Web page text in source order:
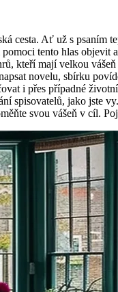
cesta. Ať už s psaním
tento hlas
kteří mají velkou
novelu, sbírku
i přes případné
spisovatelů, jako jste
svou vášeň v cíl.